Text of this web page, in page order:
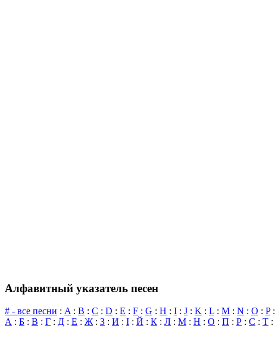
Алфавитный указатель песен
# - все песни : A: B : C : D : E : F : G : H : I : J : K : L : M : N : O : P:
А : Б : В : Г : Д : Е : Ж: З : И : І : Й : К : Л : М : Н : О : П : Р : С : Т :